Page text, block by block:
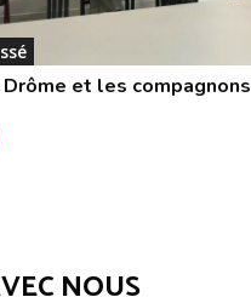
Drôme et les compagnons
NOUS